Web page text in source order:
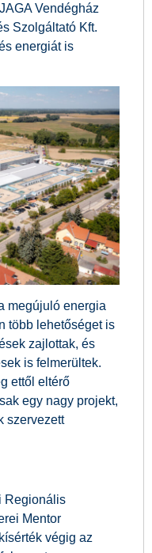
Vendégház
Szolgáltató Kft.
energiát is
megújuló energia
több lehetőséget is
zajlottak, és
is felmerültek.
ettől eltérő
egy nagy projekt,
szervezett
Regionális
Mentor
végig az